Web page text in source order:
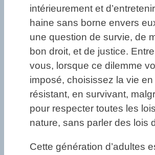
intérieurement et
haine sans borne envers
une question de survie, de
bon droit, et de justice.
vous, lorsque ce dilemme
imposé, choisissez la vie en
résistant, en survivant,
pour respecter toutes les
nature, sans parler des lois
Cette génération d’adultes